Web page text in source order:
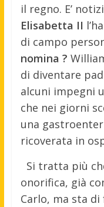
il regno. E’
Elisabetta II
di campo
nomina ?
di diventare
alcuni impegni
che nei giorni
una
ricoverata in
Si tratta più
onorifica, già
Carlo, ma sta